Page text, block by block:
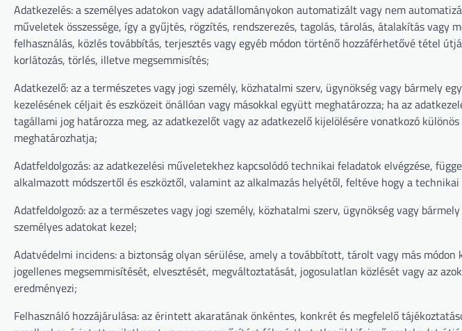
Adatkezelés: a személyes adatokon vagy adatállományokon automatizált vagy nem
műveletek összessége, így a gyűjtés, rögzítés, rendszerezés, tagolás, tárolás, átalakítás vagy
felhasználás, közlés továbbítás, terjesztés vagy egyéb módon történő hozzáférhetővé tétel
korlátozás, törlés, illetve megsemmisítés;
Adatkezelő: az a természetes vagy jogi személy, közhatalmi szerv, ügynökség vagy bármely
kezelésének céljait és eszközeit önállóan vagy másokkal együtt meghatározza; ha az
tagállami jog határozza meg, az adatkezelőt vagy az adatkezelő kijelölésére vonatkozó
meghatározhatja;
Adatfeldolgozás: az adatkezelési műveletekhez kapcsolódó technikai feladatok elvégzése,
alkalmazott módszertől és eszköztől, valamint az alkalmazás helyétől, feltéve hogy a
Adatfeldolgozó: az a természetes vagy jogi személy, közhatalmi szerv, ügynökség vagy
személyes adatokat kezel;
Adatvédelmi incidens: a biztonság olyan sérülése, amely a továbbított, tárolt vagy más
jogellenes megsemmisítését, elvesztését, megváltoztatását, jogosulatlan közlését vagy az
eredményezi;
Felhasználó hozzájárulása: az érintett akaratának önkéntes, konkrét és megfelelő